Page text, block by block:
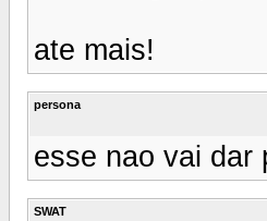
ate mais!
persona
esse nao vai dar
SWAT